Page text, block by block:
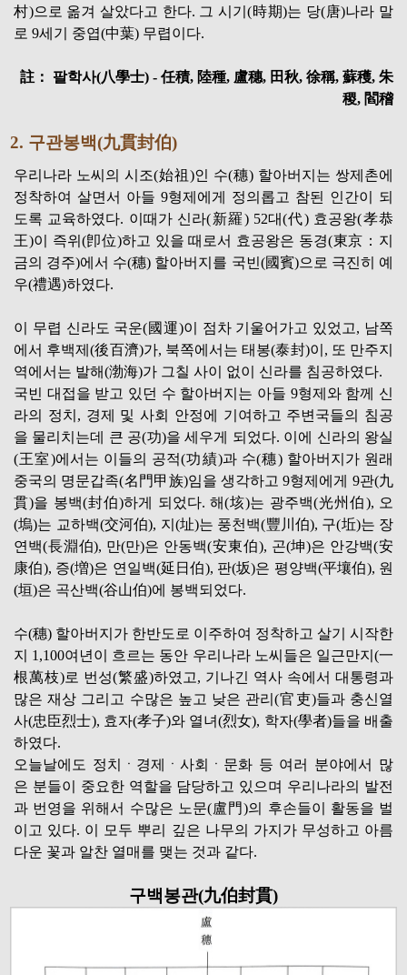
村)으로 옮겨 살았다고 한다. 그 시기(時期)는 당(唐)나라 말
로 9세기 중엽(中葉) 무렵이다.
註： 팔학사(八學士) - 任積, 陸種, 盧穗, 田秋, 徐稱, 蘇穫, 朱
稷, 閻稽
2. 구관봉백(九貫封伯)
우리나라 노씨의 시조(始祖)인 수(穗) 할아버지는 쌍제촌에
정착하여 살면서 아들 9형제에게 정의롭고 참된 인간이 되
도록 교육하였다. 이때가 신라(新羅) 52대(代) 효공왕(孝恭
王)이 즉위(卽位)하고 있을 때로서 효공왕은 동경(東京：지
금의 경주)에서 수(穗) 할아버지를 국빈(國賓)으로 극진히 예
우(禮遇)하였다.
이 무렵 신라도 국운(國運)이 점차 기울어가고 있었고, 남쪽
에서 후백제(後百濟)가, 북쪽에서는 태봉(泰封)이, 또 만주지
역에서는 발해(渤海)가 그칠 사이 없이 신라를 침공하였다.
국빈 대접을 받고 있던 수 할아버지는 아들 9형제와 함께 신
라의 정치, 경제 및 사회 안정에 기여하고 주변국들의 침공
을 물리치는데 큰 공(功)을 세우게 되었다. 이에 신라의 왕실
(王室)에서는 이들의 공적(功績)과 수(穗) 할아버지가 원래
중국의 명문갑족(名門甲族)임을 생각하고 9형제에게 9관(九
貫)을 봉백(封伯)하게 되었다. 해(垓)는 광주백(光州伯), 오
(塢)는 교하백(交河伯), 지(址)는 풍천백(豐川伯), 구(坵)는 장
연백(長淵伯), 만(만)은 안동백(安東伯), 곤(坤)은 안강백(安
康伯), 증(増)은 연일백(延日伯), 판(坂)은 평양백(平壤伯), 원
(垣)은 곡산백(谷山伯)에 봉백되었다.
수(穗) 할아버지가 한반도로 이주하여 정착하고 살기 시작한
지 1,100여년이 흐르는 동안 우리나라 노씨들은 일근만지(一
根萬枝)로 번성(繁盛)하였고, 기나긴 역사 속에서 대통령과
많은 재상 그리고 수많은 높고 낮은 관리(官吏)들과 충신열
사(忠臣烈士), 효자(孝子)와 열녀(烈女), 학자(學者)들을 배출
하였다.
오늘날에도 정치ㆍ경제ㆍ사회ㆍ문화 등 여러 분야에서 많
은 분들이 중요한 역할을 담당하고 있으며 우리나라의 발전
과 번영을 위해서 수많은 노문(盧門)의 후손들이 활동을 벌
이고 있다. 이 모두 뿌리 깊은 나무의 가지가 무성하고 아름
다운 꽃과 알찬 열매를 맺는 것과 같다.
구백봉관(九伯封貫)